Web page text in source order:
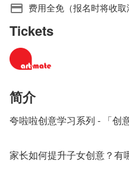
费用全免（报名时将收取
Tickets
简介
夸啦啦创意学习系列 - 「创
家长如何提升子女创意？有